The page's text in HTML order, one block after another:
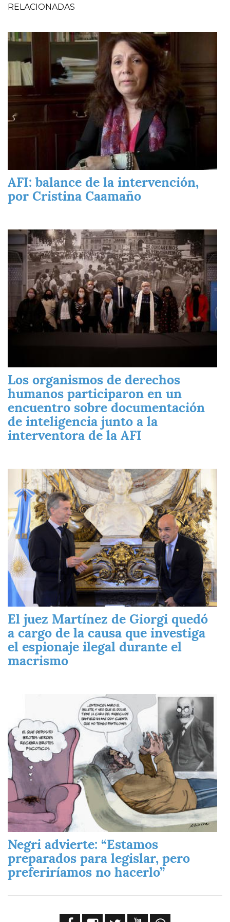
RELACIONADAS
Imagen
AFI: balance de la intervención,
por Cristina Caamaño
Imagen
Los organismos de derechos
humanos participaron en un
encuentro sobre documentación
de inteligencia junto a la
interventora de la AFI
Imagen
El juez Martínez de Giorgi quedó
a cargo de la causa que investiga
el espionaje ilegal durante el
macrismo
Negri advierte: “Estamos
preparados para legislar, pero
preferiríamos no hacerlo”